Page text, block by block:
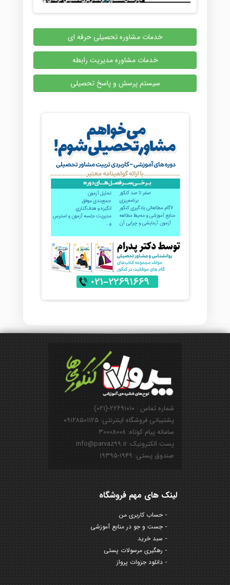
خدمات مشاوره تحصیلی حرفه ای
خدمات مشاوره مدیریت رابطه
سیستم پرسش و پاسخ تحصیلی
شماره تماس : ۲۲۶۹۱۰۱۰-(۰۲۱)
پشتیبانی فروشگاه اینترنتی: ۰۹۱۲۸۵۰۱۱۲۵
سامانه پیام کوتاه: ۳۰۰۰۸۰۰۸
پست الکترونیک: info@parvaz99.ir
صندوق پستی: ۱۹۴۹-۱۹۳۹۵
لینک های مهم فروشگاه
حساب کاربری من
جست و جو در منابع آموزشی
سبد خرید
رهگیری مرسولات پستی
دانلود جزوات پرواز